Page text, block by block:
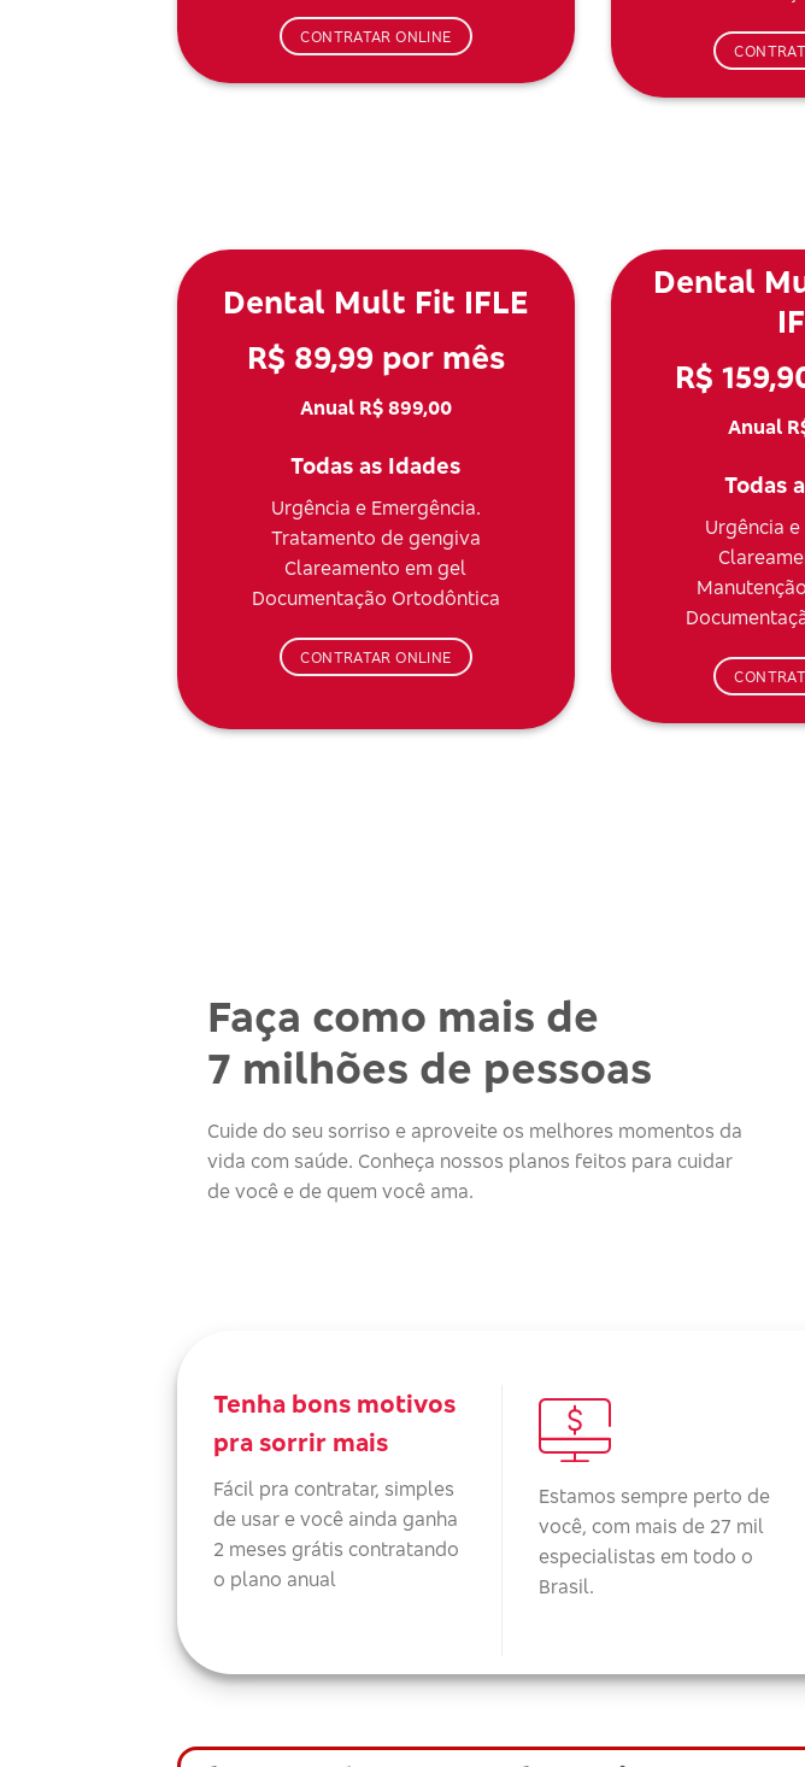
CONTRATAR ONLINE
Dental Mult Fit IFLE
R$ 89,99 por mês
Anual R$ 899,00
Todas as Idades
Urgência e Emergência.
Tratamento de gengiva
Clareamento em gel
Documentação Ortodôntica
CONTRATAR ONLINE
Dental
R$
Anual
Todas
Urgência
Faça como mais de
7 milhões de pessoas
Cuide do seu sorriso e aproveite os melhores momentos da
vida com saúde. Conheça nossos planos feitos para cuidar
de você e de quem você ama.
Tenha bons motivos
pra sorrir mais
Fácil pra contratar, simples
de usar e você ainda ganha
2 meses grátis contratando
o plano anual
Estamos sempre perto de
você, com mais de 27 mil
especialistas em todo o
Brasil.